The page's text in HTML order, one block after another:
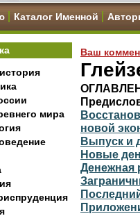
Каталог Именной
мира
Ваш
новой
Выпуск и
Новые
Денежная